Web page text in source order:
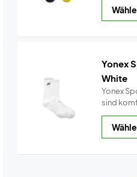
Yonex
White
Yonex
sind